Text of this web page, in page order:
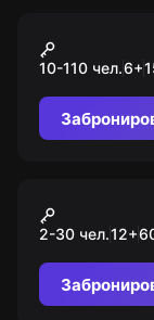
Форт
10-110 чел.6+
Прятки
2-30 чел.12+